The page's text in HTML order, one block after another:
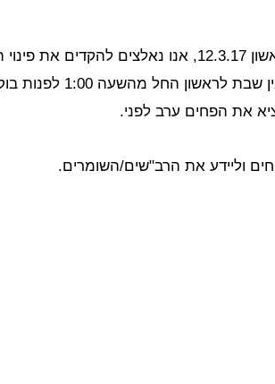
בישובכם
החל מהשעה 1:00 לפנות בוקר.
את הפחים ערב לפני.
וליידע את הרב"שים/השומרים.